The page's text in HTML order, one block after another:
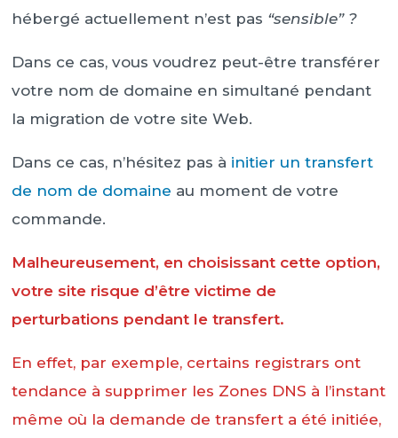
hébergé actuellement n’est pas “sensible” ?
Dans ce cas, vous voudrez peut-être transférer
votre nom de domaine en simultané pendant
la migration de votre site Web.
Dans ce cas, n’hésitez pas à initier un transfert
de nom de domaine au moment de votre
commande.
Malheureusement, en choisissant cette option,
votre site risque d’être victime de
perturbations pendant le transfert.
En effet, par exemple, certains registrars ont
tendance à supprimer les Zones DNS à l’instant
même où la demande de transfert a été initiée,